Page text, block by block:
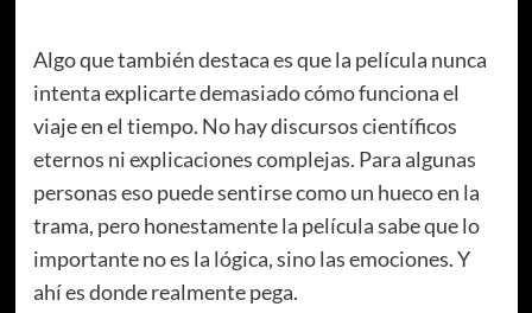
Algo que también destaca es que la película nunca
intenta explicarte demasiado cómo funciona el
viaje en el tiempo. No hay discursos científicos
eternos ni explicaciones complejas. Para algunas
personas eso puede sentirse como un hueco en la
trama, pero honestamente la película sabe que lo
importante no es la lógica, sino las emociones. Y
ahí es donde realmente pega.